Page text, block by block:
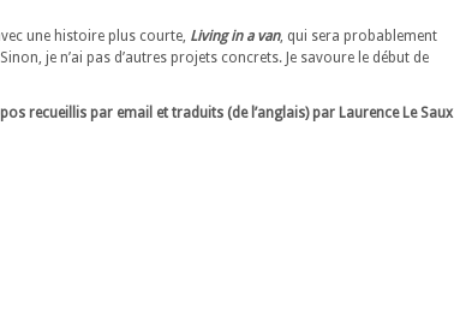
une histoire plus courte, Living in a van, qui sera probablement
je n’ai pas d’autres projets concrets. Je savoure le début de
recueillis par email et traduits (de l’anglais) par Laurence Le Saux